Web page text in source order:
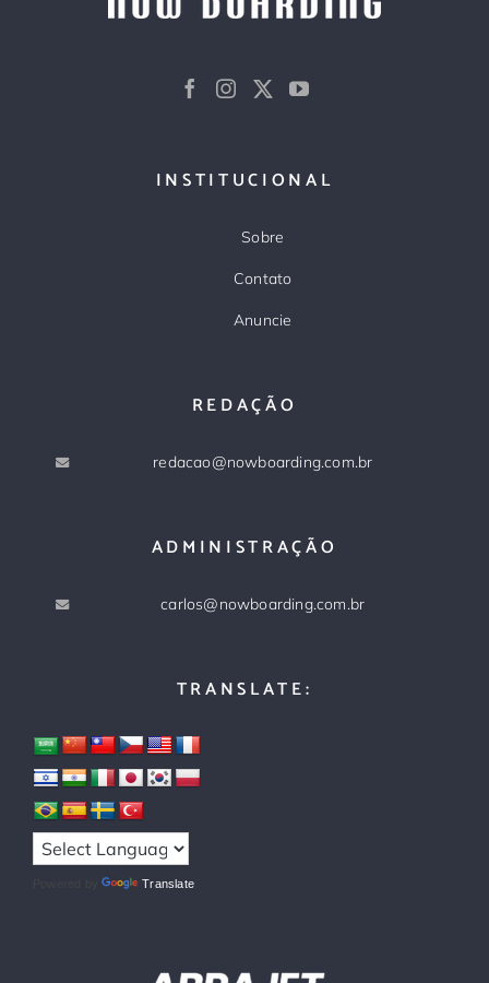
INSTITUCIONAL
Sobre
Contato
Anuncie
REDAÇÃO
redacao@nowboarding.com.br
ADMINISTRAÇÃO
carlos@nowboarding.com.br
TRANSLATE:
Powered by Translate